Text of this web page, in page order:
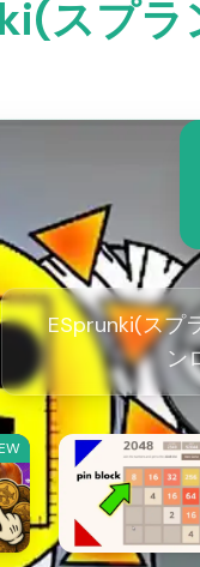
スプラ
ESprunki(スプ
ン